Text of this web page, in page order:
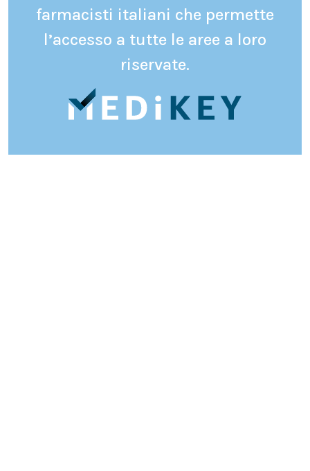
farmacisti italiani che permette
l’accesso a tutte le aree a loro
riservate.